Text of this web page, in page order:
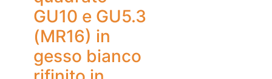
GU10 e GU5.3
(MR16) in
gesso bianco